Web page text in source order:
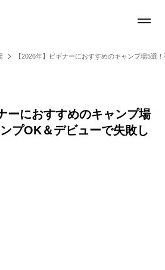
【2026年】ビギナーにおすすめのキャンプ場5選
ーにおすすめのキャンプ場
プOK＆デビューで失敗し